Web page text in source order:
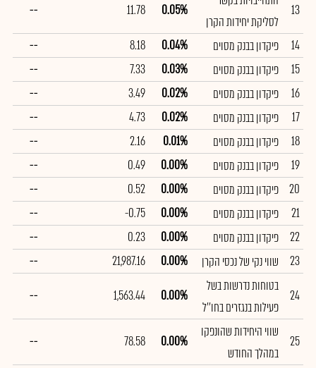
13
לסליקת יחידות הקרן
0.05%
11.78
--
14
פיקדון בבנק מסוים 0.04%
8.18
--
15
פיקדון בבנק מסוים 0.03%
7.33
--
16
פיקדון בבנק מסוים 0.02%
3.49
--
17
פיקדון בבנק מסוים 0.02%
4.73
--
18
פיקדון בבנק מסוים 0.01%
2.16
--
19
פיקדון בבנק מסוים 0.00%
0.49
--
20
פיקדון בבנק מסוים 0.00%
0.52
--
21
פיקדון בבנק מסוים 0.00%
-0.75
--
22
פיקדון בבנק מסוים 0.00%
0.23
--
23
שווי נקי של נכסי הקרן 0.00%
21,987.16
--
24
בטוחות נדרשות בשל
פעילות בנגזרים בחו''ל
0.00%
1,563.44
--
25
שווי היחידות שהונפקו
במהלך החודש
0.00%
78.58
--